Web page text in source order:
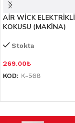
AİR WİCK
KOKUSU (MAKİNA)
Stokta
269.00₺
KOD: K-568